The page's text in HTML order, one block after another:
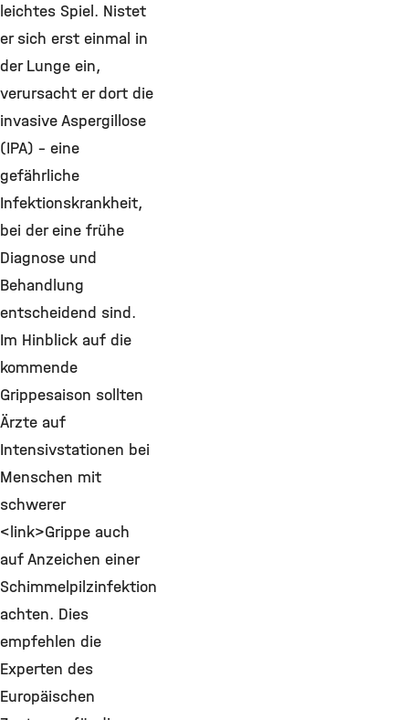
leichtes Spiel. Nistet
er sich erst einmal in
der Lunge ein,
verursacht er dort die
invasive Aspergillose
(IPA) - eine
gefährliche
Infektionskrankheit,
bei der eine frühe
Diagnose und
Behandlung
entscheidend sind.
Im Hinblick auf die
kommende
Grippesaison sollten
Ärzte auf
Intensivstationen bei
Menschen mit
schwerer
<link>Grippe auch
auf Anzeichen einer
Schimmelpilzinfektion
achten. Dies
empfehlen die
Experten des
Europäischen